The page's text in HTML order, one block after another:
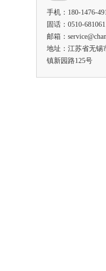
手机：180-1476-
固话：0510-
邮箱：
地址：江苏省无锡
镇新园路125号